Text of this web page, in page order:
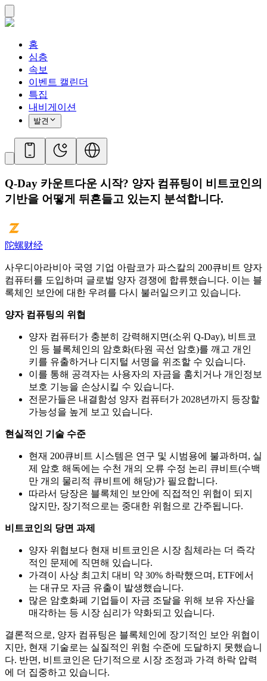
홈
심층
속보
이벤트 캘린더
특집
내비게이션
발견
Q-Day 카운트다운 시작? 양자 컴퓨팅이 비트코인의
기반을 어떻게 뒤흔들고 있는지 분석합니다.
陀螺财经
사우디아라비아 국영 기업 아람코가 파스칼의 200큐비트 양자
컴퓨터를 도입하며 글로벌 양자 경쟁에 합류했습니다. 이는 블
록체인 보안에 대한 우려를 다시 불러일으키고 있습니다.
양자 컴퓨팅의 위협
양자 컴퓨터가 충분히 강력해지면(소위 Q-Day), 비트코
인 등 블록체인의 암호화(타원 곡선 암호)를 깨고 개인
키를 유출하거나 디지털 서명을 위조할 수 있습니다.
이를 통해 공격자는 사용자의 자금을 훔치거나 개인정보
보호 기능을 손상시킬 수 있습니다.
전문가들은 내결함성 양자 컴퓨터가 2028년까지 등장할
가능성을 높게 보고 있습니다.
현실적인 기술 수준
현재 200큐비트 시스템은 연구 및 시범용에 불과하며, 실
제 암호 해독에는 수천 개의 오류 수정 논리 큐비트(수백
만 개의 물리적 큐비트에 해당)가 필요합니다.
따라서 당장은 블록체인 보안에 직접적인 위협이 되지
않지만, 장기적으로는 중대한 위험으로 간주됩니다.
비트코인의 당면 과제
양자 위협보다 현재 비트코인은 시장 침체라는 더 즉각
적인 문제에 직면해 있습니다.
가격이 사상 최고치 대비 약 30% 하락했으며, ETF에서
는 대규모 자금 유출이 발생했습니다.
많은 암호화폐 기업들이 자금 조달을 위해 보유 자산을
매각하는 등 시장 심리가 약화되고 있습니다.
결론적으로, 양자 컴퓨팅은 블록체인에 장기적인 보안 위협이
지만, 현재 기술로는 실질적인 위험 수준에 도달하지 못했습니
다. 반면, 비트코인은 단기적으로 시장 조정과 가격 하락 압력
에 더 집중하고 있습니다.